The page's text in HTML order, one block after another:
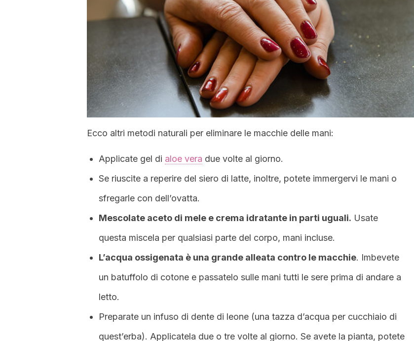
Ecco altri metodi naturali per eliminare le macchie delle mani:
Applicate gel di aloe vera due volte al giorno.
Se riuscite a reperire del siero di latte, inoltre, potete immergervi le mani o
sfregarle con dell’ovatta.
Mescolate aceto di mele e crema idratante in parti uguali. Usate
questa miscela per qualsiasi parte del corpo, mani incluse.
L’acqua ossigenata è una grande alleata contro le macchie. Imbevete
un batuffolo di cotone e passatelo sulle mani tutti le sere prima di andare a
letto.
Preparate un infuso di dente di leone (una tazza d’acqua per cucchiaio di
quest’erba). Applicatela due o tre volte al giorno. Se avete la pianta, potete